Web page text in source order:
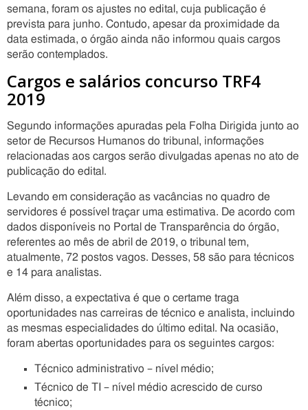
semana, foram os ajustes no edital, cuja publicação é
prevista para junho. Contudo, apesar da proximidade da
data estimada, o órgão ainda não informou quais cargos
serão contemplados.
Cargos e salários concurso TRF4
2019
Segundo informações apuradas pela Folha Dirigida junto ao
setor de Recursos Humanos do tribunal, informações
relacionadas aos cargos serão divulgadas apenas no ato de
publicação do edital.
Levando em consideração as vacâncias no quadro de
servidores é possível traçar uma estimativa. De acordo com
dados disponíveis no Portal de Transparência do órgão,
referentes ao mês de abril de 2019, o tribunal tem,
atualmente, 72 postos vagos. Desses, 58 são para técnicos
e 14 para analistas.
Além disso, a expectativa é que o certame traga
oportunidades nas carreiras de técnico e analista, incluindo
as mesmas especialidades do último edital. Na ocasião,
foram abertas oportunidades para os seguintes cargos:
Técnico administrativo – nível médio;
Técnico de TI – nível médio acrescido de curso
técnico;